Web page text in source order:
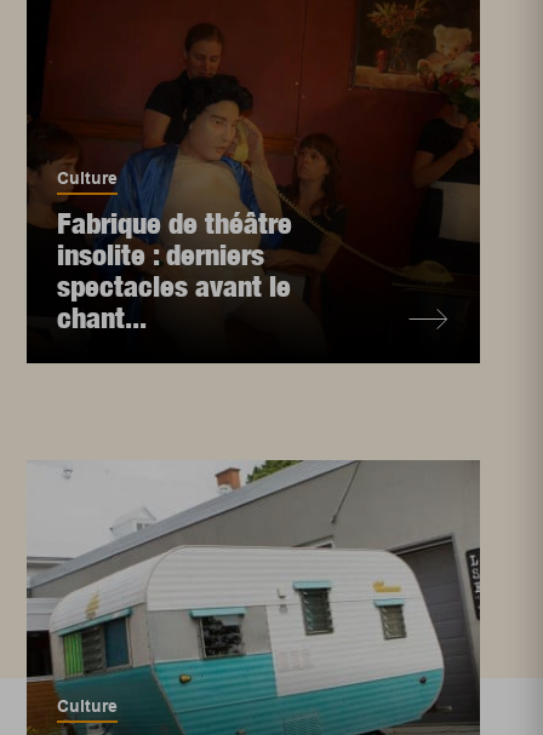
Culture
Fabrique de théâtre
insolite : derniers
spectacles avant le
chant...
Culture